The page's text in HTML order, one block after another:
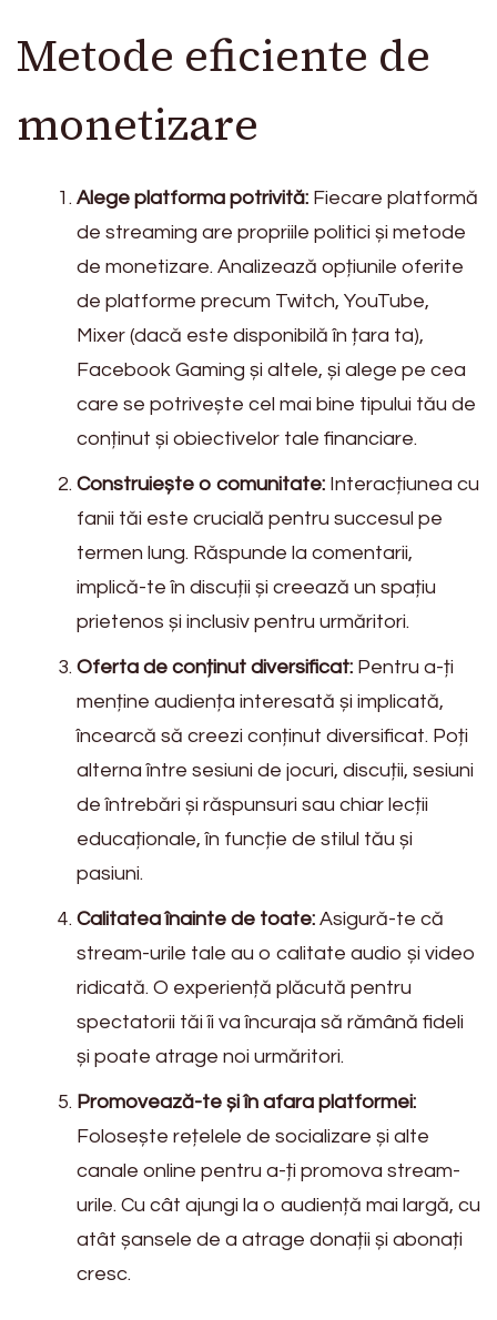
Metode eficiente de
monetizare
Alege platforma potrivită: Fiecare platformă
de streaming are propriile politici și metode
de monetizare. Analizează opțiunile oferite
de platforme precum Twitch, YouTube,
Mixer (dacă este disponibilă în țara ta),
Facebook Gaming și altele, și alege pe cea
care se potrivește cel mai bine tipului tău de
conținut și obiectivelor tale financiare.
Construiește o comunitate: Interacțiunea cu
fanii tăi este crucială pentru succesul pe
termen lung. Răspunde la comentarii,
implică-te în discuții și creează un spațiu
prietenos și inclusiv pentru urmăritori.
Oferta de conținut diversificat: Pentru a-ți
menține audiența interesată și implicată,
încearcă să creezi conținut diversificat. Poți
alterna între sesiuni de jocuri, discuții, sesiuni
de întrebări și răspunsuri sau chiar lecții
educaționale, în funcție de stilul tău și
pasiuni.
Calitatea înainte de toate: Asigură-te că
stream-urile tale au o calitate audio și video
ridicată. O experiență plăcută pentru
spectatorii tăi îi va încuraja să rămână fideli
și poate atrage noi urmăritori.
Promovează-te și în afara platformei:
Folosește rețelele de socializare și alte
canale online pentru a-ți promova stream-
urile. Cu cât ajungi la o audiență mai largă, cu
atât șansele de a atrage donații și abonați
cresc.